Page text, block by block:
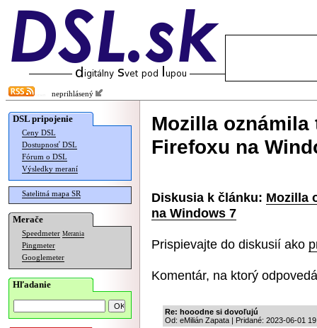
neprihlásený
DSL pripojenie
Ceny DSL
Dostupnosť DSL
Fórum o DSL
Výsledky meraní
Satelitná mapa SR
Merače
Speedmeter Merania
Pingmeter
Googlemeter
Hľadanie
Mozilla
Firefoxu na
Diskusia k článku: Mozilla
na Windows 7
Prispievajte do diskusií ako
Komentár, na ktorý
Re: hooodne si dovoľujú
Od: eMilián Zapata | Pridané: 2023-06-01